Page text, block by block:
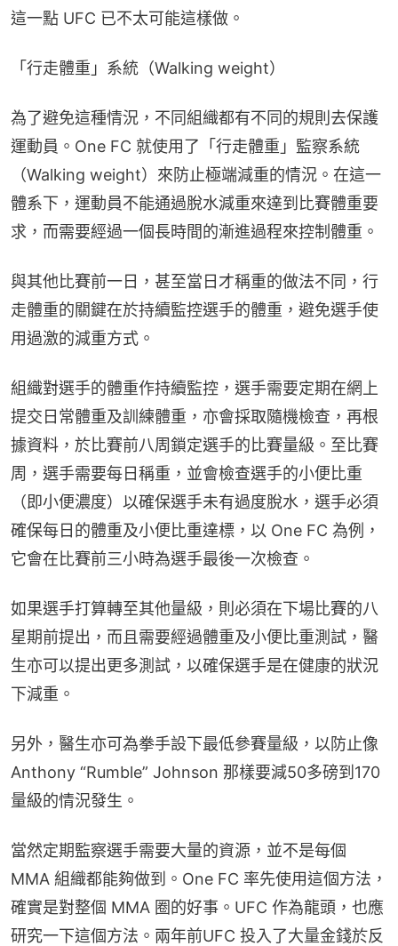
這一點 UFC 已不太可能這樣做。
「行走體重」系統（Walking weight）
為了避免這種情況，不同組織都有不同的規則去保護
運動員。One FC 就使用了「行走體重」監察系統
（Walking weight）來防止極端減重的情況。在這一
體系下，運動員不能通過脫水減重來達到比賽體重要
求，而需要經過一個長時間的漸進過程來控制體重。
與其他比賽前一日，甚至當日才稱重的做法不同，行
走體重的關鍵在於持續監控選手的體重，避免選手使
用過激的減重方式。
組織對選手的體重作持續監控，選手需要定期在網上
提交日常體重及訓練體重，亦會採取隨機檢查，再根
據資料，於比賽前八周鎖定選手的比賽量級。至比賽
周，選手需要每日稱重，並會檢查選手的小便比重
（即小便濃度）以確保選手未有過度脫水，選手必須
確保每日的體重及小便比重達標，以 One FC 為例，
它會在比賽前三小時為選手最後一次檢查。
如果選手打算轉至其他量級，則必須在下場比賽的八
星期前提出，而且需要經過體重及小便比重測試，醫
生亦可以提出更多測試，以確保選手是在健康的狀況
下減重。
另外，醫生亦可為拳手設下最低參賽量級，以防止像
Anthony “Rumble” Johnson 那樣要減50多磅到170
量級的情況發生。
當然定期監察選手需要大量的資源，並不是每個
MMA 組織都能夠做到。One FC 率先使用這個方法，
確實是對整個 MMA 圈的好事。UFC 作為龍頭，也應
研究一下這個方法。兩年前UFC 投入了大量金錢於反